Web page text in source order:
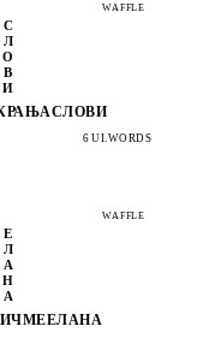
WAFFLE
С
Л
О
В
И
СЛОВИ
6 UI.WORDS
WAFFLE
Е
Л
А
Н
А
ЕЛАНА